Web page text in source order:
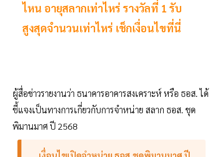
ไหน อายุสลากเท่าไหร่ รางวัลที่ 1 รับ
สูงสุดจำนวนเท่าไหร่ เช็กเงื่อนไขที่นี่
ผู้สื่อข่าวรายงานว่า ธนาคารอาคารสงเคราะห์ หรือ ธอส. ได้
ชี้แจงเป็นทางการเกี่ยวกับการจำหน่าย สลาก ธอส. ชุด
พิมานมาศ ปี 2568